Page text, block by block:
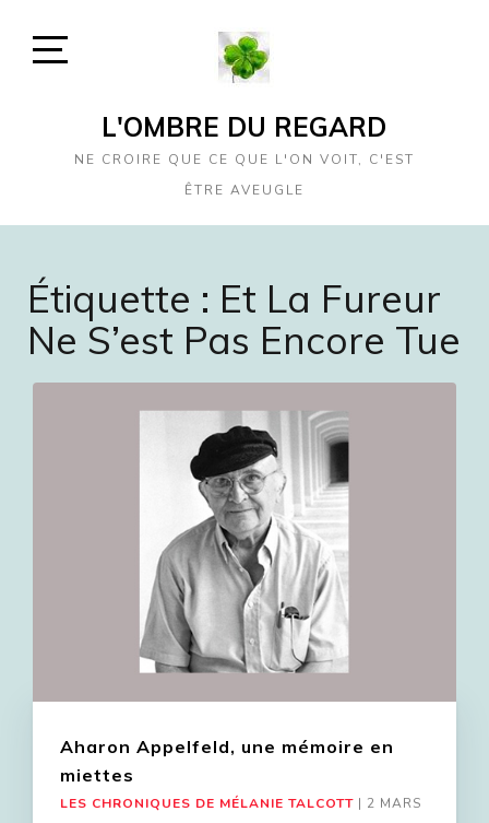
SidebarL'OMBRE DU REGARD
NE CROIRE QUE CE QUE L'ON VOIT, C'EST
ÊTRE AVEUGLE
Étiquette : Et La Fureur
Ne S’est Pas Encore Tue
Aharon Appelfeld, une mémoire en
miettes
LES CHRONIQUES DE MÉLANIE TALCOTT | 2 MARS